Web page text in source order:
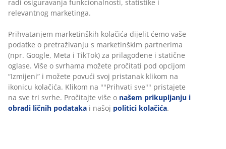
Crna baštenska stolica od imitacije ratana sa okvirom
prirodan izgled pruća, a istovremeno je otporan na
vremenske uslove i ne zahtijeva održavanje. Baštenske
stolice mogu se složiti jedna na drugu za kompaktno
odlaganje.
šifra artikla: 3700434
radi osiguravanja funkcionalnosti, statistike i
relevantnog marketinga.
Prihvatanjem marketinških kolačića dijelit ćemo vaše
podatke o pretraživanju s marketinškim partnerima
(npr. Google, Meta i TikTok) za prilagođene i statične
oglase. Više o svrhama možete pročitati pod opcijom
“Izmijeni” i možete povući svoj pristanak klikom na
ikonicu kolačića. Klikom na ""Prihvati sve"" pristajete
na sve tri svrhe. Pročitajte više o našem prikupljanju i
obradi ličnih podataka i našoj politici kolačića.